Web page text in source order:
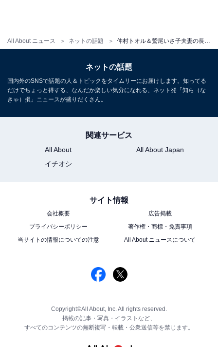
All About ニュース ネットの話題
ネットの話題
国内外のSNSで話題の人＆トピックをタイムリーにお届けします。知ってる
だけでちょっと得する、なんだか楽しい気分になれる、ネット発「知ら（な
きゃ）損」ニュースが盛りだくさん。
関連サービス
All About
All About Japan
イチオシ
サイト情報
会社概要
広告掲載
プライバシーポリシー
著作権・商標・免責事項
当サイトの情報についての注意
All About ニュースについて
Copyright©All About, Inc. All rights reserved.
掲載の記事・写真・イラストなど、
すべてのコンテンツの無断複写・転載・公衆送信等を禁じます。